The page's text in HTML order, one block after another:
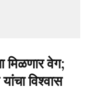
मिळणार वेग;
विश्वास